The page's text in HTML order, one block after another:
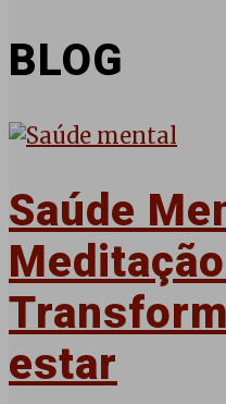
BLOG
Saúde
estar